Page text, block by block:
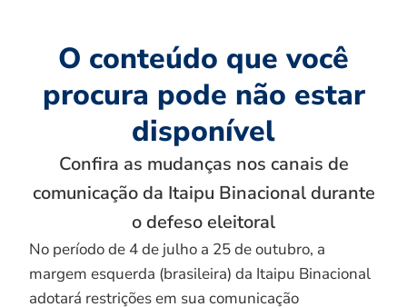
O conteúdo que você
procura pode não estar
disponível
Confira as mudanças nos canais de
comunicação da Itaipu Binacional durante
o defeso eleitoral
No período de 4 de julho a 25 de outubro, a
margem esquerda (brasileira) da Itaipu Binacional
adotará restrições em sua comunicação